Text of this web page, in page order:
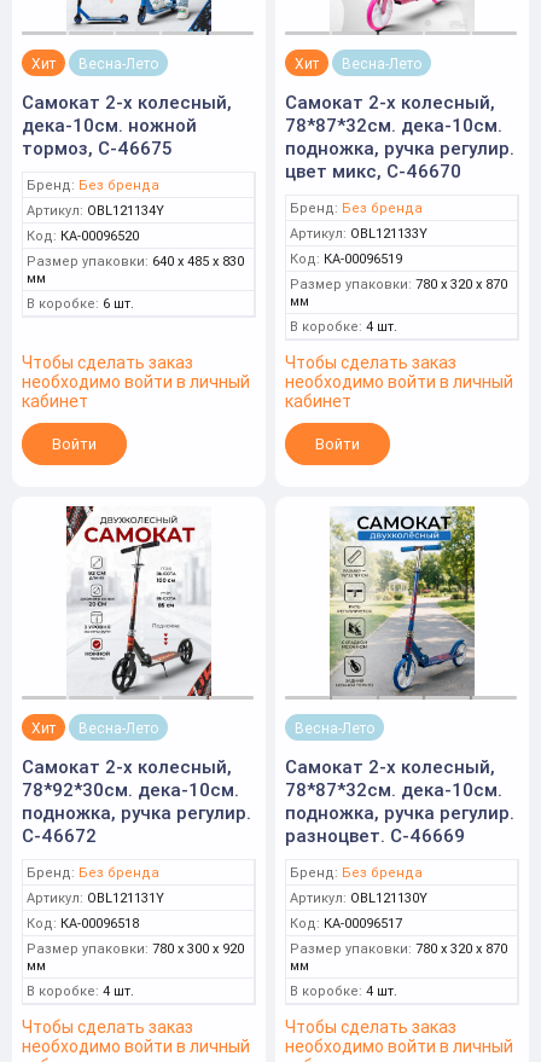
Хит Весна-Лето
Самокат 2-х колесный,
дека-10см. ножной
тормоз, С-46675
Бренд: Без бренда
Артикул: OBL121134Y
Код: КА-00096520
Размер упаковки: 640 x 485 x 830
мм
В коробке: 6 шт.
Чтобы сделать заказ
необходимо войти в личный
кабинет
Войти
Хит Весна-Лето
Самокат 2-х колесный,
78*87*32см. дека-10см.
подножка, ручка регулир.
цвет микс, С-46670
Бренд: Без бренда
Артикул: OBL121133Y
Код: КА-00096519
Размер упаковки: 780 x 320 x 870
мм
В коробке: 4 шт.
Чтобы сделать заказ
необходимо войти в личный
кабинет
Войти
Хит Весна-Лето
Самокат 2-х колесный,
78*92*30см. дека-10см.
подножка, ручка регулир.
С-46672
Бренд: Без бренда
Артикул: OBL121131Y
Код: КА-00096518
Размер упаковки: 780 x 300 x 920
мм
В коробке: 4 шт.
Чтобы сделать заказ
необходимо войти в личный
Весна-Лето
Самокат 2-х колесный,
78*87*32см. дека-10см.
подножка, ручка регулир.
разноцвет. С-46669
Бренд: Без бренда
Артикул: OBL121130Y
Код: КА-00096517
Размер упаковки: 780 x 320 x 870
мм
В коробке: 4 шт.
Чтобы сделать заказ
необходимо войти в личный